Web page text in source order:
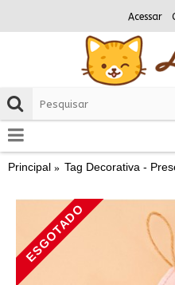
Acessar
Principal Tag Decorativa -
ESGOTADO